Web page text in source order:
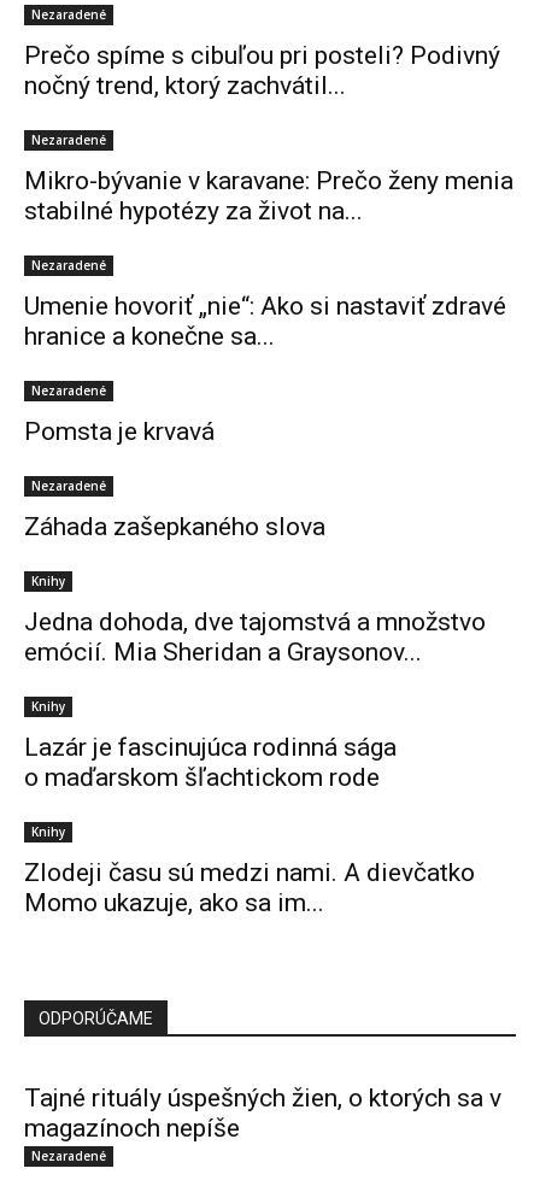
Nezaradené
Prečo spíme s cibuľou pri posteli? Podivný
nočný trend, ktorý zachvátil...
Nezaradené
Mikro-bývanie v karavane: Prečo ženy menia
stabilné hypotézy za život na...
Nezaradené
Umenie hovoriť „nie“: Ako si nastaviť zdravé
hranice a konečne sa...
Nezaradené
Pomsta je krvavá
Nezaradené
Záhada zašepkaného slova
Knihy
Jedna dohoda, dve tajomstvá a množstvo
emócií. Mia Sheridan a Graysonov...
Knihy
Lazár je fascinujúca rodinná sága
o maďarskom šľachtickom rode
Knihy
Zlodeji času sú medzi nami. A dievčatko
Momo ukazuje, ako sa im...
ODPORÚČAME
Tajné rituály úspešných žien, o ktorých sa v
magazínoch nepíše
Nezaradené